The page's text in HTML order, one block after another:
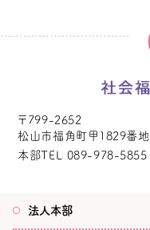
〒799-2652
松山市福角町甲1829番地
本部TEL
089-978-5855
法人本部